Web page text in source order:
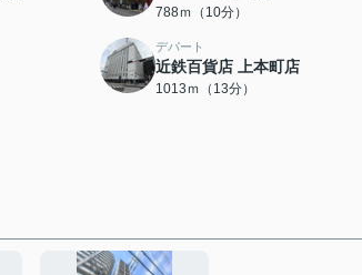
788ｍ（10分）
デパート
近鉄百貨店 上本町店
1013ｍ（13分）